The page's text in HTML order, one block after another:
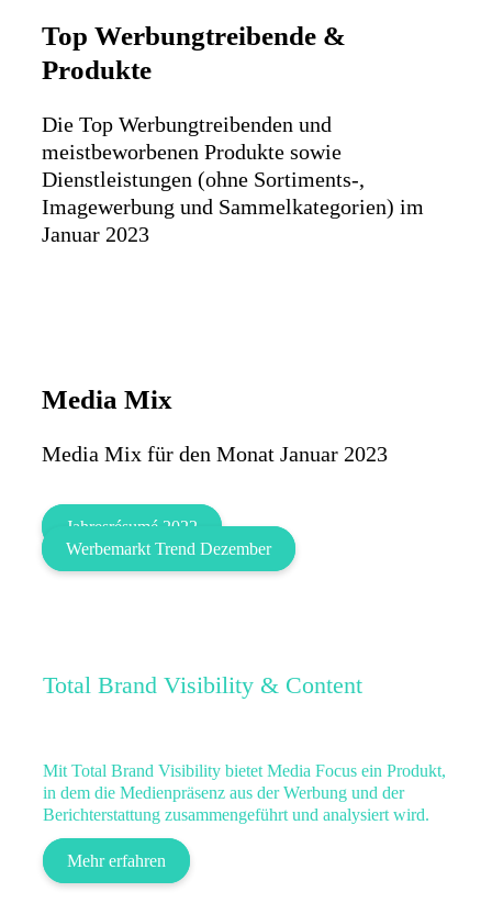
Top Werbungtreibende &
Produkte
Die Top Werbungtreibenden und
meistbeworbenen Produkte sowie
Dienstleistungen (ohne Sortiments-,
Imagewerbung und Sammelkategorien) im
Januar 2023
Media Mix
Media Mix für den Monat Januar 2023
Jahresrésumé 2022
Werbemarkt Trend Dezember
Total Brand Visibility & Content
Mit Total Brand Visibility bietet Media Focus ein Produkt,
in dem die Medienpräsenz aus der Werbung und der
Berichterstattung zusammengeführt und analysiert wird.
Mehr erfahren